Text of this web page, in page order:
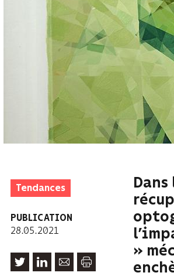
Tendances
PUBLICATION
28.05.2021
»